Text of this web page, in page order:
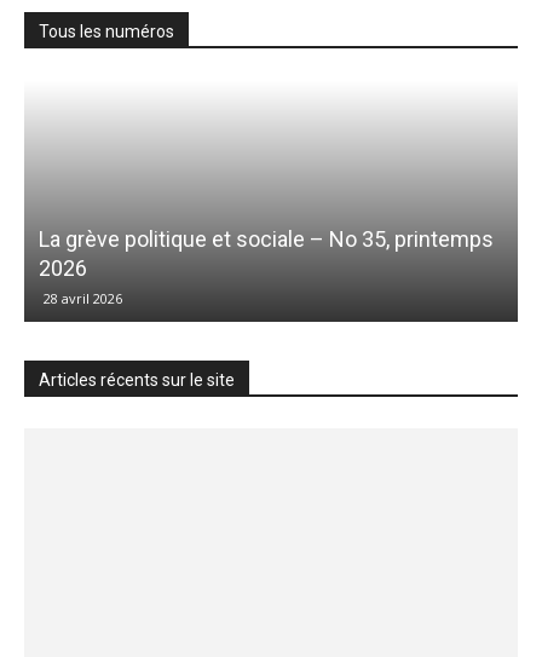
Tous les numéros
La grève politique et sociale – No 35, printemps
2026
28 avril 2026
Articles récents sur le site